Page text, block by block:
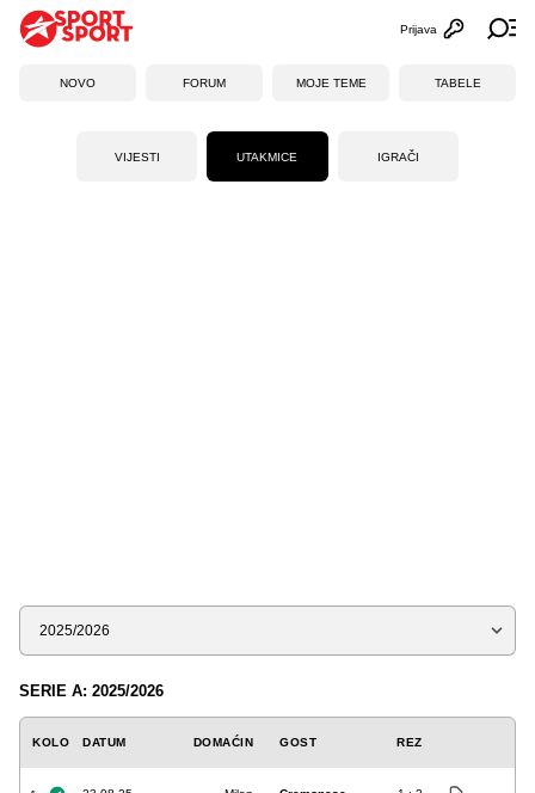
Otvori
Prijava
NOVO FORUM MOJE TEME TABELE
VIJESTI UTAKMICE IGRAČI
Sezona
SERIE A: 2025/2026
KOLO DATUM DOMAĆIN GOST REZ